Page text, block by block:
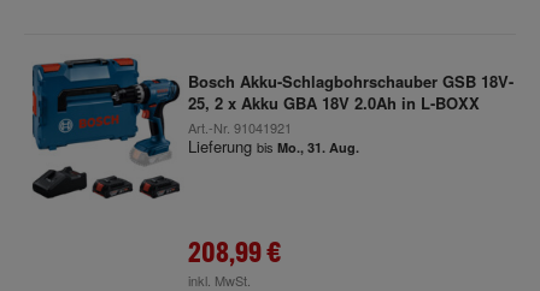
Bosch Akku-Schlagbohrschauber GSB 18V-
25, 2 x Akku GBA 18V 2.0Ah in L-BOXX
Art.-Nr. 91041921
Lieferung bis Mo., 31. Aug.
208,99 €
inkl. MwSt.